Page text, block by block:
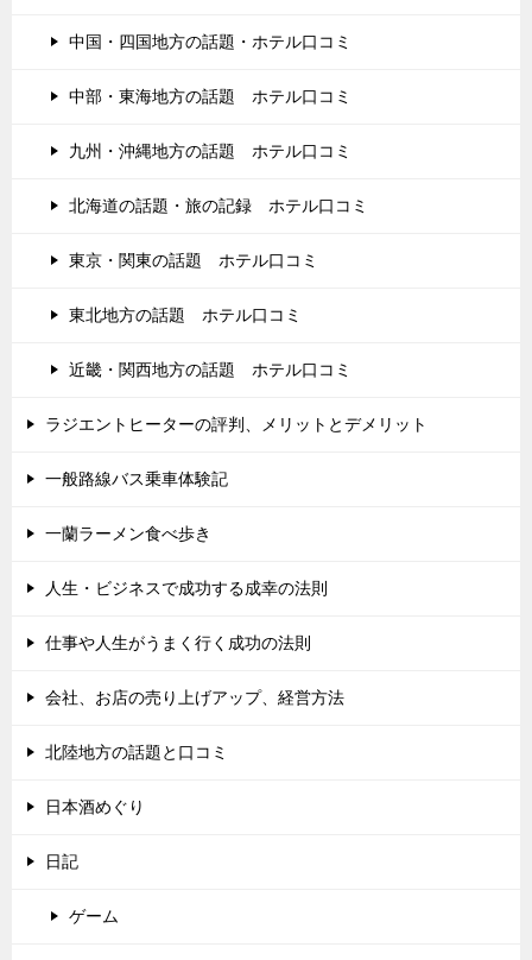
中国・四国地方の話題・ホテル口コミ
中部・東海地方の話題 ホテル口コミ
九州・沖縄地方の話題 ホテル口コミ
北海道の話題・旅の記録 ホテル口コミ
東京・関東の話題 ホテル口コミ
東北地方の話題 ホテル口コミ
近畿・関西地方の話題 ホテル口コミ
ラジエントヒーターの評判、メリットとデメリット
一般路線バス乗車体験記
一蘭ラーメン食べ歩き
人生・ビジネスで成功する成幸の法則
仕事や人生がうまく行く成功の法則
会社、お店の売り上げアップ、経営方法
北陸地方の話題と口コミ
日本酒めぐり
日記
ゲーム